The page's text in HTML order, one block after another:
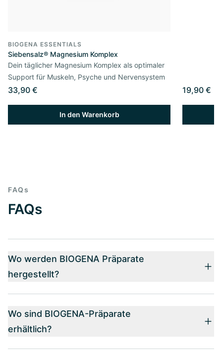
BIOGENA ESSENTIALS
Siebensalz® Magnesium Komplex
Dein täglicher Magnesium Komplex als optimaler
Support für Muskeln, Psyche und Nervensystem
33,90 €
In den Warenkorb
19,90 €
FAQs
FAQs
Wo werden BIOGENA Präparate
hergestellt?
Wo sind BIOGENA-Präparate
erhältlich?